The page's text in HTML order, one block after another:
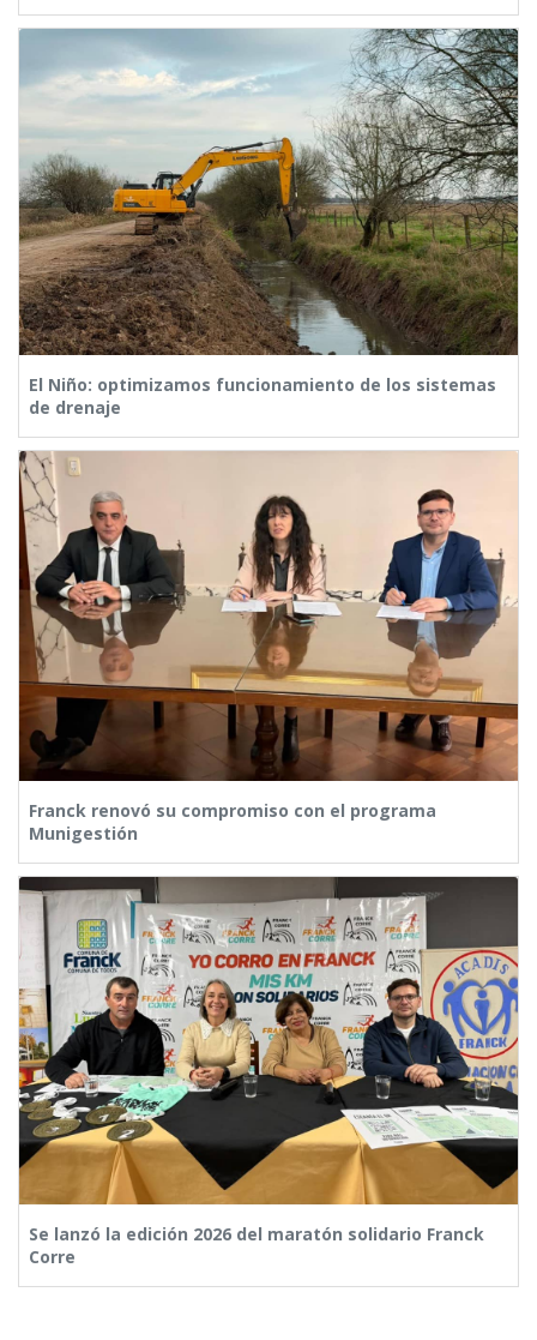
El Niño: optimizamos funcionamiento de los sistemas
de drenaje
Franck renovó su compromiso con el programa
Munigestión
Se lanzó la edición 2026 del maratón solidario Franck
Corre